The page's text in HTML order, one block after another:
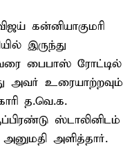
கன்னியாகுமரி
இருந்து
பைபாஸ் ரோட்டில்
அவர் உரையாற்றவும்
த.வெ.க.
ஸ்டாலினிடம்
அளித்தார்.